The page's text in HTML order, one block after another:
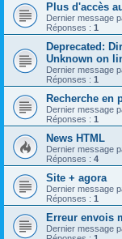
Plus d'accès
Dernier message
Réponses : 1
Deprecated:
Unknown on
Dernier message
Réponses : 1
Recherche en
Dernier message
Réponses : 1
News HTML
Dernier message
Réponses : 4
Site + agora
Dernier message
Réponses : 1
Erreur envois
Dernier message